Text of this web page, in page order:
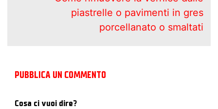
piastrelle o pavimenti in gres
porcellanato o smaltati
PUBBLICA UN COMMENTO
Cosa ci vuoi dire?